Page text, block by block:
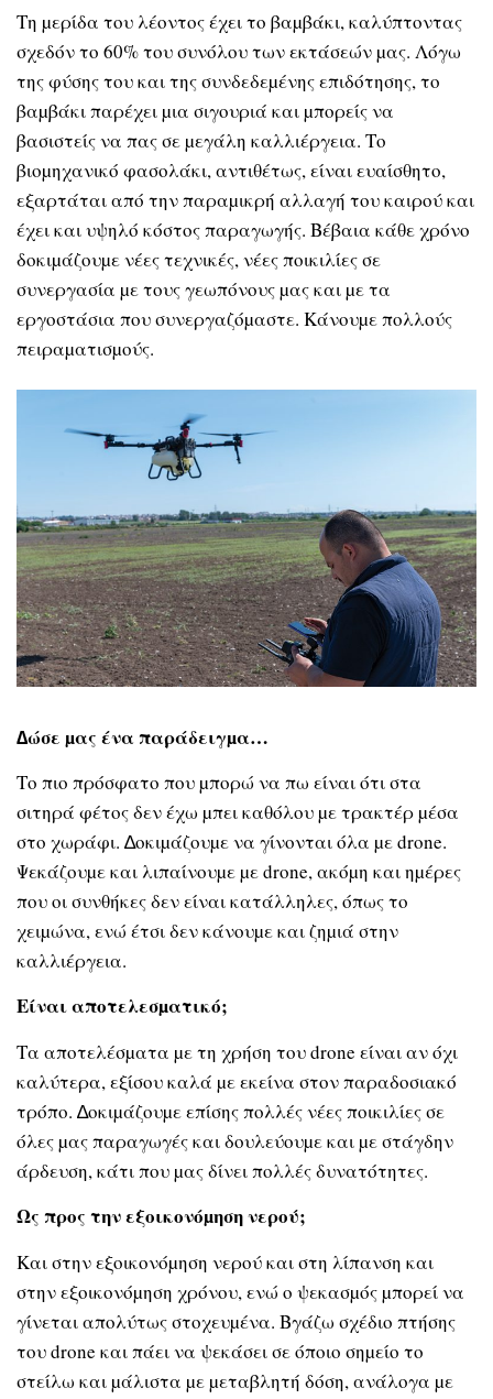
Τη µερίδα του λέοντος έχει το βαµβάκι, καλύπτοντας
σχεδόν το 60% του συνόλου των εκτάσεών µας. Λόγω
της φύσης του και της συνδεδεµένης επιδότησης, το
βαµβάκι παρέχει µια σιγουριά και µπορείς να
βασιστείς να πας σε µεγάλη καλλιέργεια. Το
βιοµηχανικό φασολάκι, αντιθέτως, είναι ευαίσθητο,
εξαρτάται από την παραµικρή αλλαγή του καιρού και
έχει και υψηλό κόστος παραγωγής. Βέβαια κάθε χρόνο
δοκιµάζουµε νέες τεχνικές, νέες ποικιλίες σε
συνεργασία µε τους γεωπόνους µας και µε τα
εργοστάσια που συνεργαζόµαστε. Κάνουµε πολλούς
πειραµατισµούς.
∆ώσε µας ένα παράδειγµα…
Το πιο πρόσφατο που µπορώ να πω είναι ότι στα
σιτηρά φέτος δεν έχω µπει καθόλου µε τρακτέρ µέσα
στο χωράφι. ∆οκιµάζουµε να γίνονται όλα µε drone.
Ψεκάζουµε και λιπαίνουµε µε drone, ακόµη και ηµέρες
που οι συνθήκες δεν είναι κατάλληλες, όπως το
χειµώνα, ενώ έτσι δεν κάνουµε και ζηµιά στην
καλλιέργεια.
Είναι αποτελεσµατικό;
Τα αποτελέσµατα µε τη χρήση του drone είναι αν όχι
καλύτερα, εξίσου καλά µε εκείνα στον παραδοσιακό
τρόπο. ∆οκιµάζουµε επίσης πολλές νέες ποικιλίες σε
όλες µας παραγωγές και δουλεύουµε και µε στάγδην
άρδευση, κάτι που µας δίνει πολλές δυνατότητες.
Ως προς την εξοικονόµηση νερού;
Και στην εξοικονόµηση νερού και στη λίπανση και
στην εξοικονόµηση χρόνου, ενώ ο ψεκασµός µπορεί να
γίνεται απολύτως στοχευµένα. Βγάζω σχέδιο πτήσης
του drone και πάει να ψεκάσει σε όποιο σηµείο το
στείλω και µάλιστα µε µεταβλητή δόση, ανάλογα µε